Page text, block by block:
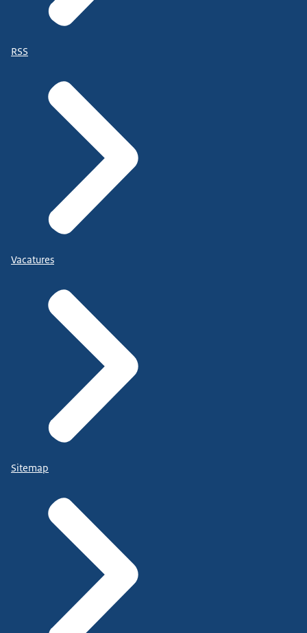
RSS
Vacatures
Sitemap